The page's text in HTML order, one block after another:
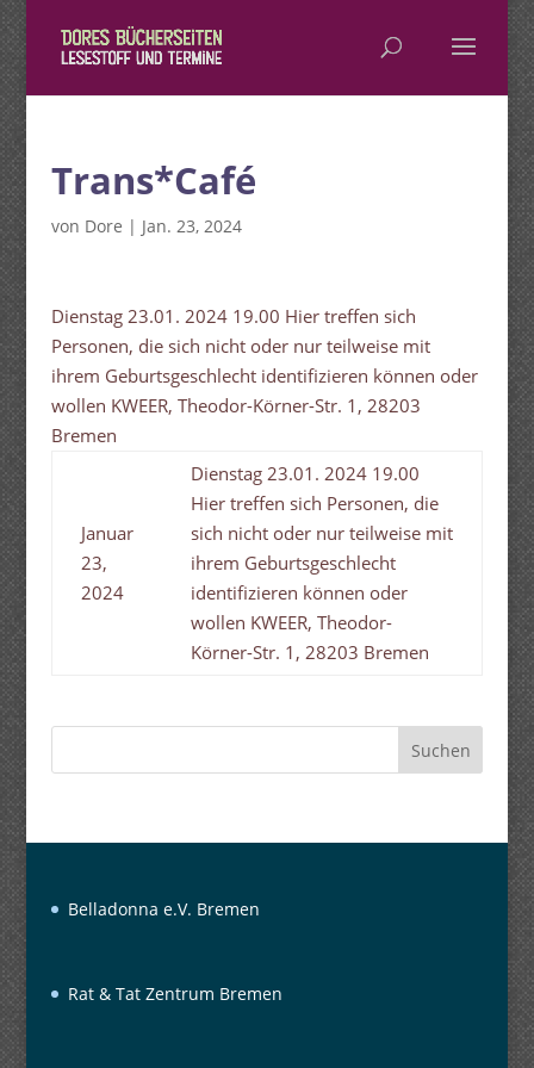
Trans*Café
von Dore | Jan. 23, 2024
Dienstag 23.01. 2024 19.00 Hier treffen sich
Personen, die sich nicht oder nur teilweise mit
ihrem Geburtsgeschlecht identifizieren können oder
wollen KWEER, Theodor-Körner-Str. 1, 28203
Bremen
Januar
23,
2024
Dienstag 23.01. 2024 19.00
Hier treffen sich Personen, die
sich nicht oder nur teilweise mit
ihrem Geburtsgeschlecht
identifizieren können oder
wollen KWEER, Theodor-
Körner-Str. 1, 28203 Bremen
Suchen
Belladonna e.V. Bremen
Rat & Tat Zentrum Bremen